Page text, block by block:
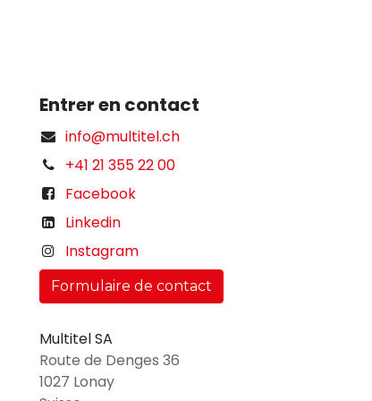
Entrer en contact
info@multitel.ch
+41 21 355 22 00
Facebook
Linkedin
Instagram
Formulaire de contact
Multitel SA
Route de Denges 36
1027 Lonay